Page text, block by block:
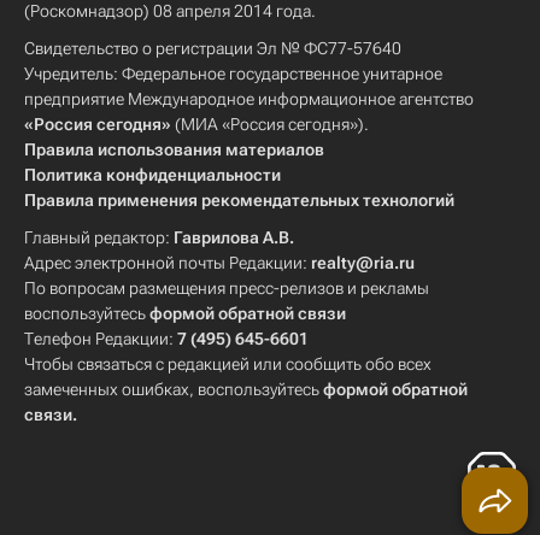
(Роскомнадзор) 08 апреля 2014 года.
Свидетельство о регистрации Эл № ФС77-57640
Учредитель: Федеральное государственное унитарное
предприятие Международное информационное агентство
«Россия сегодня» (МИА «Россия сегодня»).
Правила использования материалов
Политика конфиденциальности
Правила применения рекомендательных технологий
Главный редактор: Гаврилова А.В.
Адрес электронной почты Редакции: realty@ria.ru
По вопросам размещения пресс-релизов и рекламы
воспользуйтесьформой обратной связи
Телефон Редакции: 7 (495) 645-6601
Чтобы связаться с редакцией или сообщить обо всех
замеченных ошибках, воспользуйтесьформой обратной
связи.